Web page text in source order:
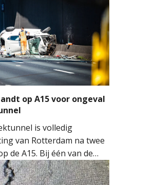
op A15 voor ongeval
is volledig
van Rotterdam na twee
één van de
auto over de kop.
massaal ter plaatse.